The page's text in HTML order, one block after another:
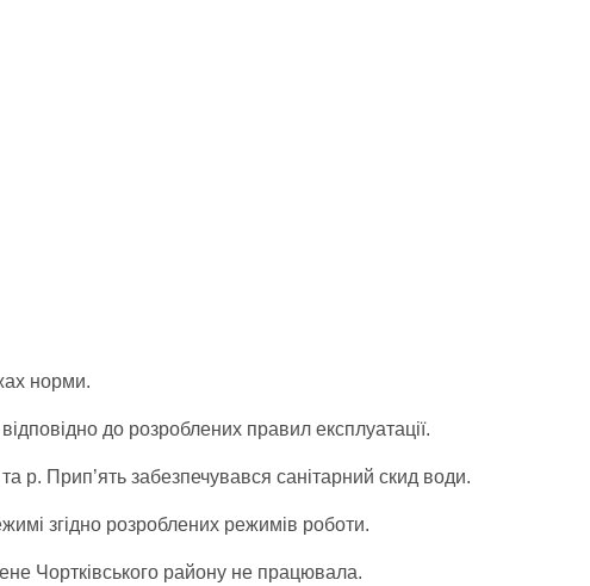
норми.
до розроблених правил експлуатації.
р. Прип’ять забезпечувався санітарний скид води.
згідно розроблених режимів роботи.
Чортківського району не працювала.